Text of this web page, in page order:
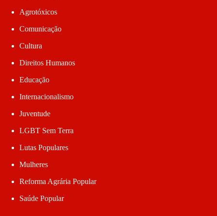
Agrotóxicos
Comunicação
Cultura
Direitos Humanos
Educação
Internacionalismo
Juventude
LGBT Sem Terra
Lutas Populares
Mulheres
Reforma Agrária Popular
Saúde Popular